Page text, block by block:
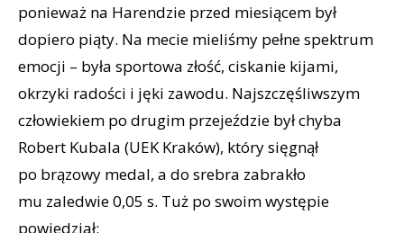
ponieważ na Harendzie przed miesiącem był
dopiero piąty. Na mecie mieliśmy pełne spektrum
emocji – była sportowa złość, ciskanie kijami,
okrzyki radości i jęki zawodu. Najszczęśliwszym
człowiekiem po drugim przejeździe był chyba
Robert Kubala (UEK Kraków), który sięgnął
po brązowy medal, a do srebra zabrakło
mu zaledwie 0,05 s. Tuż po swoim występie
powiedział: